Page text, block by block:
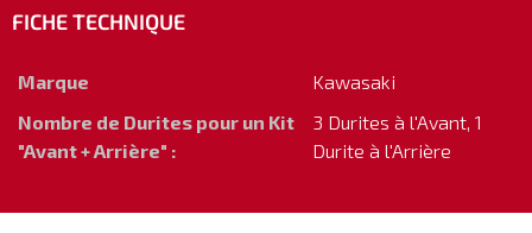
FICHE TECHNIQUE
Marque
Kawasaki
Nombre de Durites pour un Kit
"Avant + Arrière" :
3 Durites à l'Avant, 1
Durite à l'Arrière